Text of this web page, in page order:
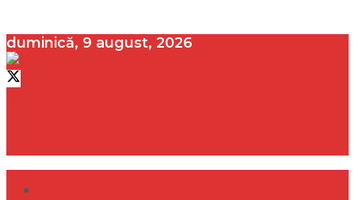
duminică, 9 august, 2026